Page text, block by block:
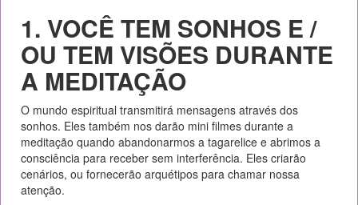
1. VOCÊ TEM SONHOS E /
OU TEM VISÕES DURANTE
A MEDITAÇÃO
O mundo espiritual transmitirá mensagens através dos
sonhos. Eles também nos darão mini filmes durante a
meditação quando abandonarmos a tagarelice e abrimos a
consciência para receber sem interferência. Eles criarão
cenários, ou fornecerão arquétipos para chamar nossa
atenção.